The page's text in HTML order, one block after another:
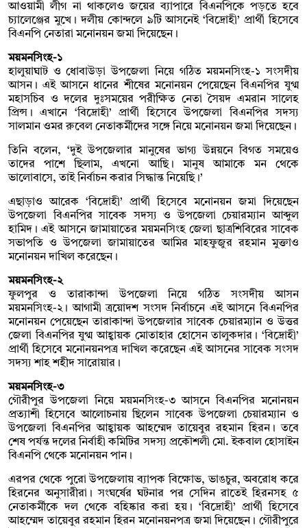
আওয়ামী লীগ না থাকলেও জয়ের ব্যাপারে বিএনপিকে পড়তে হবে
চ্যালেঞ্জের মুখে। দলীয় কোন্দলে ৯টি আসনেই ‘বিদ্রোহী’ প্রার্থী হিসেবে
বিএনপি নেতারা মনোনয়ন জমা দিয়েছেন।
ময়মনসিংহ-১
হালুয়াঘাট ও ধোবাউড়া উপজেলা নিয়ে গঠিত ময়মনসিংহ-১ সংসদীয়
আসন। এই আসনে ধানের শীষের মনোনয়ন পেয়েছেন বিএনপির যুগ্ম
মহাসচিব ও দলের দুঃসময়ের পরীক্ষিত নেতা সৈয়দ এমরান সালেহ
প্রিন্স। এখানে ‘বিদ্রোহী’ প্রার্থী হিসেবে উপজেলা বিএনপির সদস্য
সালমান ওমর রুবেল নেতাকর্মীদের সঙ্গে নিয়ে মনোনয়ন জমা দিয়েছেন।
তিনি বলেন, ‘দুই উপজেলার মানুষের ভাগ্য উন্নয়নে বিগত সময়েও
তাদের পাশে ছিলাম, এখনো আছি। মানুষ আমাকে মন থেকে
ভালোবাসে, তাই নির্বাচন করার সিদ্ধান্ত নিয়েছি।’
এছাড়াও আরেক ‘বিদ্রোহী’ প্রার্থী হিসেবে মনোনয়ন জমা দিয়েছেন
উপজেলা বিএনপির সাবেক সদস্য ও উপজেলা চেয়ারম্যান আব্দুল
হামিদ। এই আসনে জামায়াতের ময়মনসিংহ জেলা ছাত্রশিবিরের সাবেক
সভাপতি ও উপজেলা জামায়াতের আমির মাহফুজুর রহমান মুক্তাও
মনোনয়ন দাখিল করেছেন।
ময়মনসিংহ-২
ফুলপুর ও তারাকান্দা উপজেলা নিয়ে গঠিত সংসদীয় আসন
ময়মনসিংহ-২। আগামী ত্রয়োদশ সংসদ নির্বাচনে এই আসনে বিএনপির
মনোনয়ন পেয়েছেন তারাকান্দা উপজেলার সাবেক চেয়ারম্যান ও উত্তর
জেলা বিএনপির যুগ্ম আহ্বায়ক মোতাহার হোসেন তালুকদার। ‘বিদ্রোহী’
প্রার্থী হিসেবে মনোনয়নপত্র দাখিল করেছেন এই আসনের সাবেক সংসদ
সদস্য শাহ শহীদ সারোয়ার।
ময়মনসিংহ-৩
গৌরীপুর উপজেলা নিয়ে ময়মনসিংহ-৩ আসনে বিএনপির মনোনয়ন
প্রত্যাশী হিসেবে আলোচনায় ছিলেন সাবেক উপজেলা চেয়ারম্যান ও
উপজেলা বিএনপির আহ্বায়ক আহম্মেদ তায়েবুর রহমান হিরন। তবে
শেষ পর্যন্ত দলের নির্বাহী কমিটির সদস্য প্রকৌশলী মো. ইকবাল হোসাইন
বিএনপি থেকে মনোনয়ন পান।
এরপর থেকে পুরো উপজেলায় ব্যাপক বিক্ষোভ, ভাঙচুর, অবরোধ করে
হিরনের অনুসারীরা। সংঘর্ষের ঘটনার পর সেদিন রাতেই হিরনসহ ৫
নেতাকর্মীকে দল থেকে বহিষ্কার করা হয়। ‘বিদ্রোহী’ প্রার্থী হিসেবে
আহম্মেদ তায়েবুর রহমান হিরন মনোনয়নপত্র জমা দিয়েছেন। গৌরীপুরে